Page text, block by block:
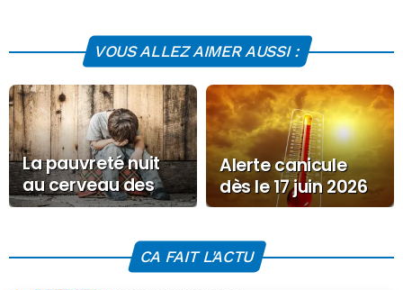
VOUS ALLEZ AIMER AUSSI :
La pauvreté nuit
au cerveau des
enfants, selon une
Alerte canicule
dès le 17 juin 2026
CA FAIT L'ACTU